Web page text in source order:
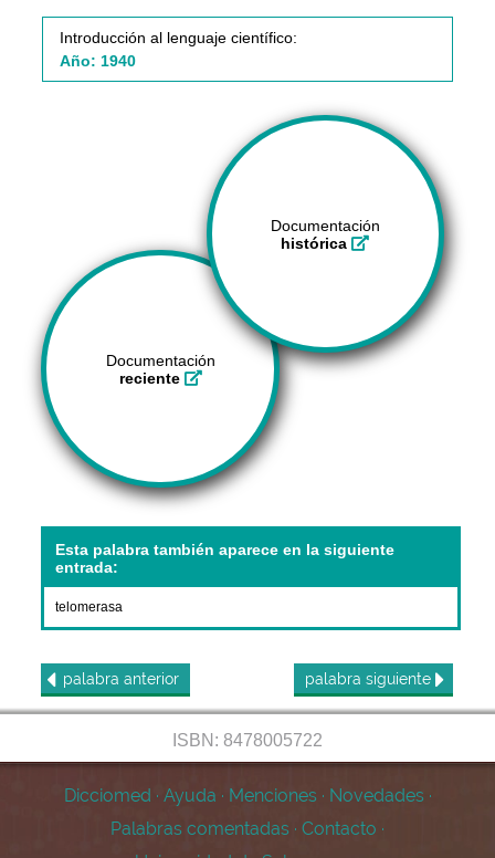
Introducción al lenguaje científico:
Año: 1940
Documentación
histórica
Documentación
reciente
Esta palabra también aparece en la siguiente
entrada:
telomerasa
palabra anterior palabra siguiente
ISBN: 8478005722
Dicciomed · Ayuda · Menciones · Novedades ·
Palabras comentadas · Contacto ·